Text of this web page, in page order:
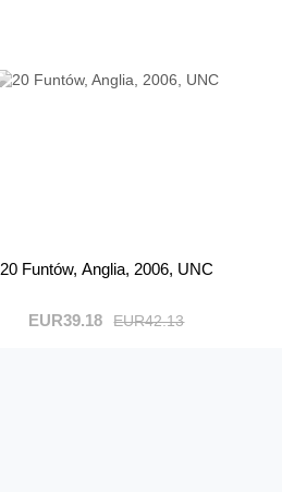
20 Funtów, Anglia, 2006, UNC
EUR42.13
EUR39.18